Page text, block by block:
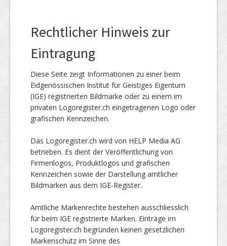
Rechtlicher Hinweis zur
Eintragung
Diese Seite zeigt Informationen zu einer beim
Eidgenössischen Institut für Geistiges Eigentum
(IGE) registrierten Bildmarke oder zu einem im
privaten Logoregister.ch eingetragenen Logo oder
grafischen Kennzeichen.
Das Logoregister.ch wird von HELP Media AG
betrieben. Es dient der Veröffentlichung von
Firmenlogos, Produktlogos und grafischen
Kennzeichen sowie der Darstellung amtlicher
Bildmarken aus dem IGE-Register.
Amtliche Markenrechte bestehen ausschliesslich
für beim IGE registrierte Marken. Einträge im
Logoregister.ch begründen keinen gesetzlichen
Markenschutz im Sinne des